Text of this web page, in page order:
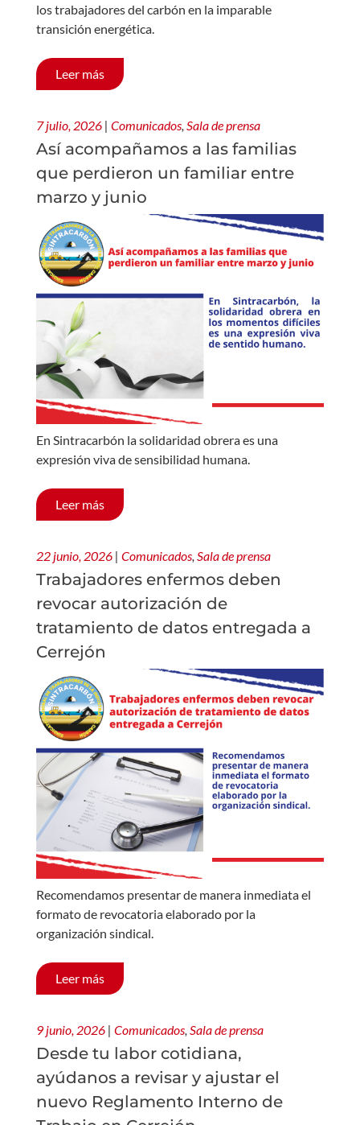
los trabajadores del carbón en la imparable
transición energética.
Leer más
7 julio, 2026 | Comunicados Sala de prensa
Así acompañamos a las familias
que perdieron un familiar entre
marzo y junio
En Sintracarbón la solidaridad obrera es una
expresión viva de sensibilidad humana.
Leer más
22 junio, 2026 | Comunicados, Sala de prensa
Trabajadores enfermos deben
revocar autorización de
tratamiento de datos entregada a
Cerrejón
Recomendamos presentar de manera inmediata el
formato de revocatoria elaborado por la
organización sindical.
Leer más
9 junio, 2026 | Comunicados, Sala de prensa
Desde tu labor cotidiana,
ayúdanos a revisar y ajustar el
nuevo Reglamento Interno de